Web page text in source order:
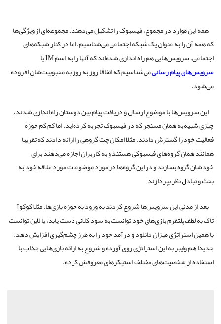
همه این موارد در مجموع، فیسبوک را تشکیل می‌دهند. مجموعه‌ای از ویژگی‌ها
که همه آن را به عنوان یک شبکه اجتماعی می‌شناسیم. اما در کنار شبکه‌های
اجتماعی، سرویس‌هایی هم راه اندازی شده‌اند که آنها را به اسم IM یا
سرویس‌های پیام رسانیمی‌شناسیم که اتفاقا روز به روز به محبوبیت‌شان افزوده
می‌شود.
این سرویس‌ها با موضوع ارسال و دریافت پیام بین دوستان راه اندازی شدند،
چیزی شبیه به همان مسنجر که در فیسبوک تجربه کرده‌اید. اما کم کم حوزه
فعالیت خود را گسترش دادند. مثلا امکان چت گروهی را ارائه دادند که تقریبا
همانند همان گروه‌های فیسبوکی هستند و به کاربران اجازه می‌دهند برای
خودشان گروه بسازند و در این گروه‌ها در مورد موضوعات مورد علاقه خود به
بحث و تبادل نظر بپردازند.
بعد از مدتی این سرویس‌ها شروع کردند به ورود به حوزه بازی‌ها. مثلا کوکوآ
تاک به لطف پلتفرم بازی‌های خود توانست به سود کلانی دست یابد، یا لاین توانست
با همین استراتژی میزان دانلود و درآمد خود را به طرز چشم‌گیری افزایش دهد.
جدیدا هم وایبر به این استراتژی روی آورده و شروع به ارائه بازی‌هایی جذاب با
استفاده از شخصیت‌های مختلف استیکرهای معروفش کرده.